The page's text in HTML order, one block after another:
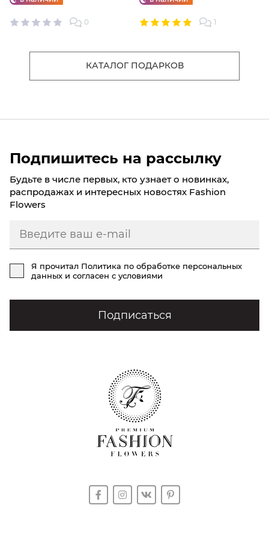
0 1
КАТАЛОГ ПОДАРКОВ
Подпишитесь на рассылку
Будьте в числе первых, кто узнает о новинках,
распродажах и интересных новостях Fashion
Flowers
Я прочитал Политика по обработке персональных
данных и согласен с условиями
Подписаться